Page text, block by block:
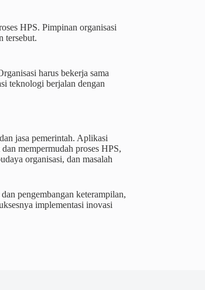
HPS. Pimpinan organisasi
tersebut.
harus bekerja sama
teknologi berjalan dengan
jasa pemerintah. Aplikasi
mempermudah proses HPS,
organisasi, dan masalah
pengembangan keterampilan,
implementasi inovasi